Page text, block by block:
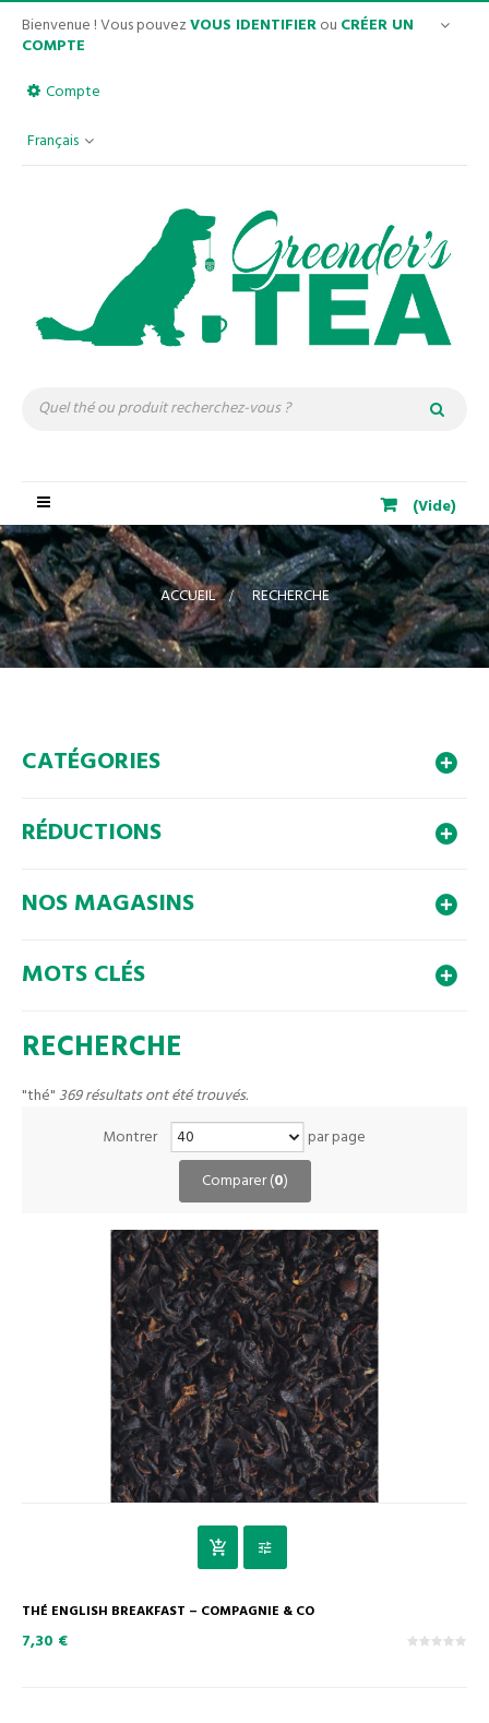
Bienvenue ! Vous pouvezVOUS IDENTIFIERou CRÉER UN
COMPTE
Compte
Français
(Vide)
Basculer
la
navigation
ACCUEIL > RECHERCHE
CATÉGORIES
RÉDUCTIONS
NOS MAGASINS
MOTS CLÉS
RECHERCHE
"thé"369 résultats ont été trouvés.
Montrer
par page
Comparer (0)
THÉ ENGLISH BREAKFAST – COMPAGNIE & CO
7,30 €